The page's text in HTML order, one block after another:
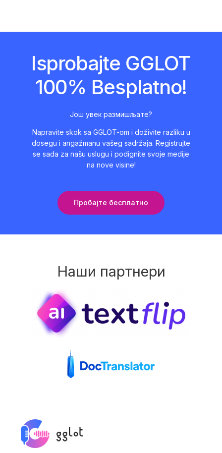
Isprobajte GGLOT
100% Besplatno!
Још увек размишљате?
Napravite skok sa GGLOT-om i doživite razliku u
dosegu i angažmanu vašeg sadržaja. Registrujte
se sada za našu uslugu i podignite svoje medije
na nove visine!
Пробајте бесплатно
Наши партнери